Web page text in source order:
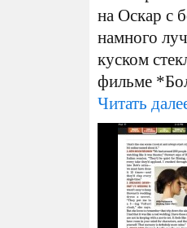
на Оскар с
намного
куском
фильме
Читать